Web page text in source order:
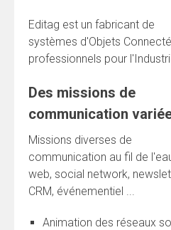
Editag est un fabricant de
systèmes d'Objets
professionnels pour
Des missions de
communication
Missions diverses de
communication au fil de
web, social network,
CRM, événementiel ...
Animation des réseaux